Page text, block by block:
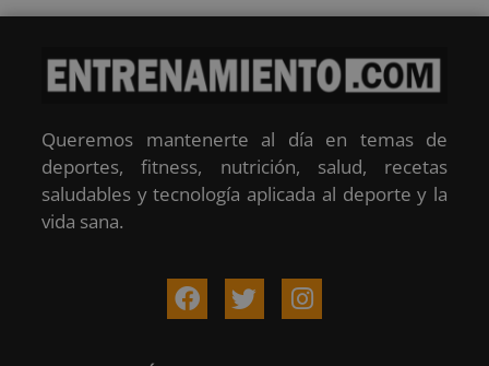
Queremos mantenerte al día en temas de
deportes, fitness, nutrición, salud, recetas
saludables y tecnología aplicada al deporte y la
vida sana.